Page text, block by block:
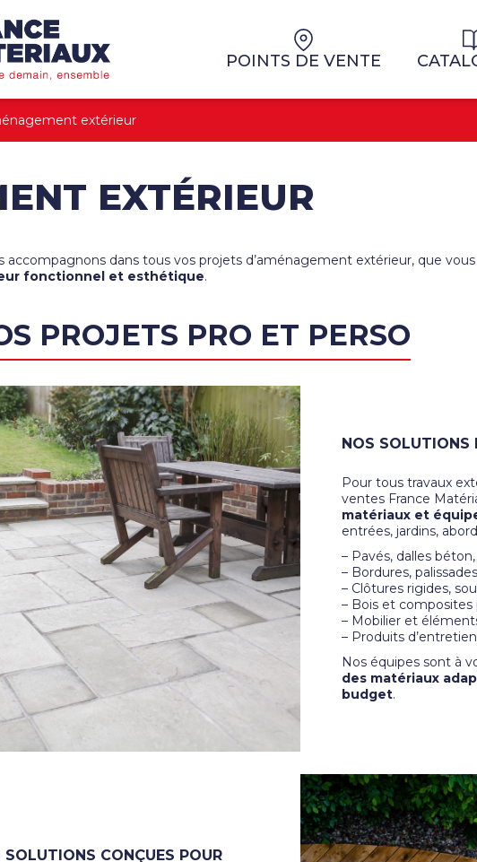
POINTS DE VENTE
extérieur
EXTÉRIEUR
accompagnons dans tous vos projets d’aménagement extérieur, que
fonctionnel et esthétique.
PROJETS PRO ET PERSO
NOS SOLUTIONS
Pour tous travaux
ventes France
matériaux et
entrées, jardins,
– Pavés, dalles
– Bordures,
– Clôtures rigides,
– Bois et composites
– Mobilier et
– Produits
Nos équipes sont à
des matériaux
budget.
SOLUTIONS CONÇUES POUR